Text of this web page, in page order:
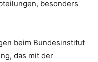
besonders
beim Bundesinstitut
das mit der